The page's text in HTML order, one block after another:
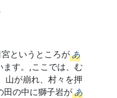
というところが あ
ます。,ここでは、む
山が崩れ、村々を押
田の中に獅子岩が あ